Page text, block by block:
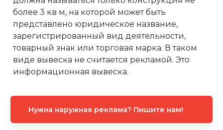
более 3 кв м, на которой может быть
представлено юридическое название,
зарегистрированный вид деятельности,
товарный знак или торговая марка. В таком
виде вывеска не считается рекламой. Это
информационная вывеска.
Нужна наружная реклама? Пишите нам!